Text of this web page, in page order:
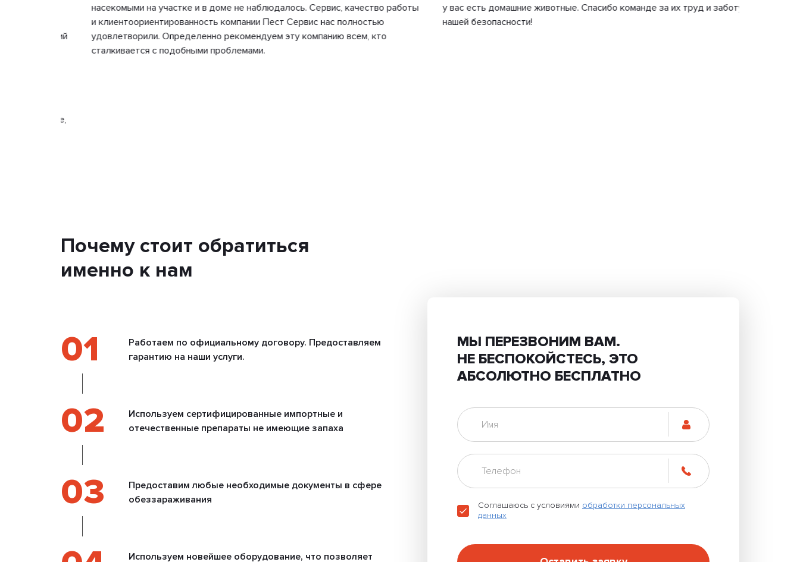
насекомыми на участке и в доме не наблюдалось. Сервис, качество работы
и клиентоориентированность компании Пест Сервис нас полностью
удовлетворили. Определенно рекомендуем эту компанию всем, кто
сталкивается с подобными проблемами.
у вас есть домашние животные. Спасибо команде за их труд и заботу о
нашей безопасности!
Почему стоит обратиться
именно к нам
01
Работаем по официальному договору. Предоставляем
гарантию на наши услуги.
02
Используем сертифицированные импортные и
отечественные препараты не имеющие запаха
03
Предоставим любые необходимые документы в сфере
обеззараживания
Используем новейшее оборудование, что позволяет
МЫ ПЕРЕЗВОНИМ ВАМ.
НЕ БЕСПОКОЙСТЕСЬ, ЭТО
АБСОЛЮТНО БЕСПЛАТНО
Соглашаюсь с условиями обработки персональных
данных